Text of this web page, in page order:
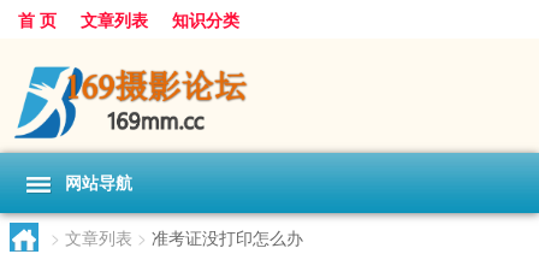
首 页 文章列表 知识分类
网站导航
> 文章列表 > 准考证没打印怎么办